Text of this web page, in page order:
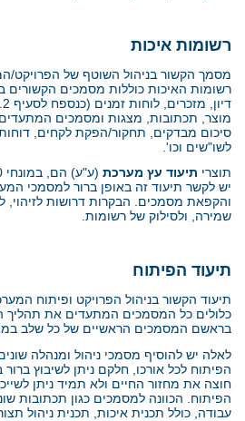
רשומות איכות
מסמך הקשור בניהול השוטף של הפרויקט/
רשומות האיכות כוללות מסמכים הקשורים
מוצר, תכתובות, מצגות ומסמכים המתעדים
סיכום מבדקים, תחקור/הפקת לקחים,
לשו"שים וכו'.
תוצרי תיעוד עץ מערכת (ע"ע) הם, במונחי
יש לקשר תיעוד זה באופן ברור למסמכי
והקפאת מסמכים. הבקרות דרושות לזיהוי,
שמירה, ולסילוק של רשומות.
תיעוד הפיתוח
תיעוד הקשור בניהול הפרויקט ופיתוח
כלולים כל המסמכים המתעדים את תהליך
בראשם המסמכים הראשיים של כל שלב
לאלה יש להוסיף מסמכי ניהול ומנהלה
הפיתוח לכל אורכו, חלקם ניתן לשיבוץ
חוצה את מחזור החיים ולא תמיד ניתן
הפיתוח. הכוונה למסמכים כגון תכתובות
עבודה, כולל תכנית איכות, תכנית ניהול